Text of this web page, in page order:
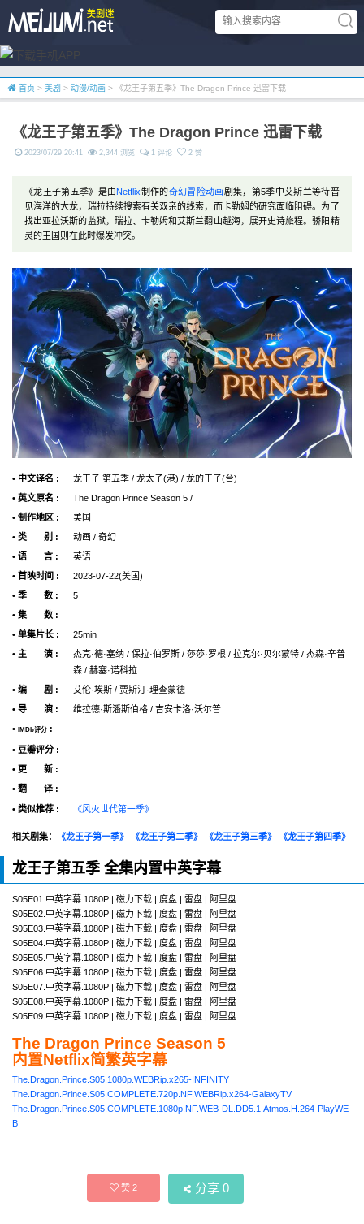
首页 > 美剧 > 动漫/动画 > 《龙王子第五季》The Dragon Prince 迅雷下载
《龙王子第五季》The Dragon Prince 迅雷下载
2023/07/29 20:41 2,344 浏览 1 评论 2 赞
《龙王子第五季》是由Netflix制作的奇幻冒险动画剧集，第5季中艾斯兰等待晋
见海洋的大龙，瑞拉持续搜索有关双亲的线索，而卡勒姆的研究面临阻碍。为了
找出亚拉沃斯的监狱，瑞拉、卡勒姆和艾斯兰翻山越海，展开史诗旅程。骄阳精
灵的王国则在此时爆发冲突。
• 中文译名 :
龙王子 第五季 / 龙太子(港) / 龙的王子(台)
• 英文原名 :
The Dragon Prince Season 5 /
• 制作地区 :
美国
• 类 别 :
动画 / 奇幻
• 语 言 :
英语
• 首映时间 :
2023-07-22(美国)
• 季 数 :
5
• 集 数 :
• 单集片长 :
25min
• 主 演 :
杰克·德·塞纳 / 保拉·伯罗斯 / 莎莎·罗根 / 拉克尔·贝尔蒙特 / 杰森·辛普
森 / 赫塞·诺科拉
• 编 剧 :
艾伦·埃斯 / 贾斯汀·理查蒙德
• 导 演 :
维拉德·斯潘斯伯格 / 吉安卡洛·沃尔普
•
IMDb评分 :
• 豆瓣评分 :
• 更 新 :
• 翻 译 :
• 类似推荐 : 《风火世代第一季》
相关剧集： 《龙王子第一季》 《龙王子第二季》 《龙王子第三季》 《龙王子第四季》
龙王子第五季 全集内置中英字幕
S05E01.中英字幕.1080P | 磁力下载 | 度盘 | 雷盘 | 阿里盘
S05E02.中英字幕.1080P | 磁力下载 | 度盘 | 雷盘 | 阿里盘
S05E03.中英字幕.1080P | 磁力下载 | 度盘 | 雷盘 | 阿里盘
S05E04.中英字幕.1080P | 磁力下载 | 度盘 | 雷盘 | 阿里盘
S05E05.中英字幕.1080P | 磁力下载 | 度盘 | 雷盘 | 阿里盘
S05E06.中英字幕.1080P | 磁力下载 | 度盘 | 雷盘 | 阿里盘
S05E07.中英字幕.1080P | 磁力下载 | 度盘 | 雷盘 | 阿里盘
S05E08.中英字幕.1080P | 磁力下载 | 度盘 | 雷盘 | 阿里盘
S05E09.中英字幕.1080P | 磁力下载 | 度盘 | 雷盘 | 阿里盘
The Dragon Prince Season 5
内置Netflix简繁英字幕
The.Dragon.Prince.S05.1080p.WEBRip.x265-INFINITY
The.Dragon.Prince.S05.COMPLETE.720p.NF.WEBRip.x264-GalaxyTV
The.Dragon.Prince.S05.COMPLETE.1080p.NF.WEB-DL.DD5.1.Atmos.H.264-PlayWE
B
赞2 分享 0